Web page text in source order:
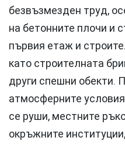
безвъзмезден труд,
на бетонните плочи и
първия етаж и
като строителната
други спешни обекти.
атмосферните
се руши, местните
окръжните